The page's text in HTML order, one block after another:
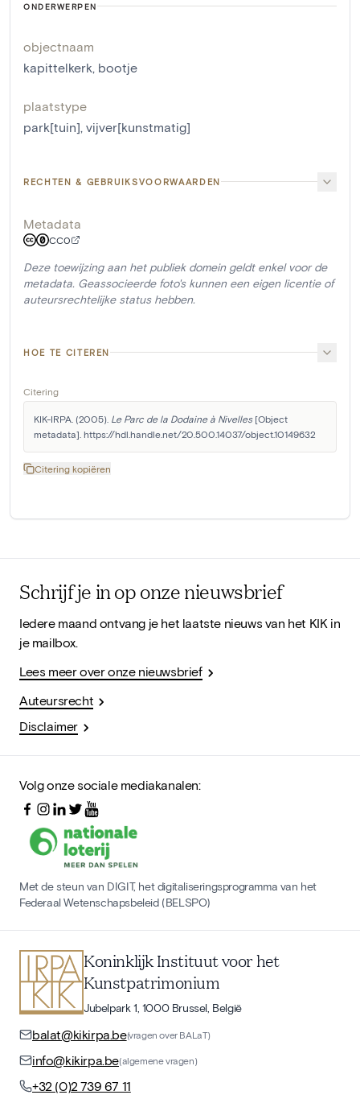
ONDERWERPEN
objectnaam
kapittelkerk bootje
plaatstype
park[tuin] vijver[kunstmatig]
RECHTEN & GEBRUIKSVOORWAARDEN
Metadata
CC0
Deze toewijzing aan het publiek domein geldt enkel voor de
metadata. Geassocieerde foto's kunnen een eigen licentie of
auteursrechtelijke status hebben.
HOE TE CITEREN
Citering
KIK-IRPA. (2005). Le Parc de la Dodaine à Nivelles [Object
metadata]. https://hdl.handle.net/20.500.14037/object.10149632
Citering kopiëren
Schrijf je in op onze nieuwsbrief
Iedere maand ontvang je het laatste nieuws van het KIK in
je mailbox.
Lees meer over onze nieuwsbrief
Auteursrecht
Disclaimer
Volg onze sociale mediakanalen:
Met de steun van DIGIT, het digitaliseringsprogramma van het
Federaal Wetenschapsbeleid (BELSPO)
Koninklijk Instituut voor het
Kunstpatrimonium
Jubelpark 1, 1000 Brussel, België
balat@kikirpa.be(vragen over BALaT)
info@kikirpa.be(algemene vragen)
+32 (0)2 739 67 11